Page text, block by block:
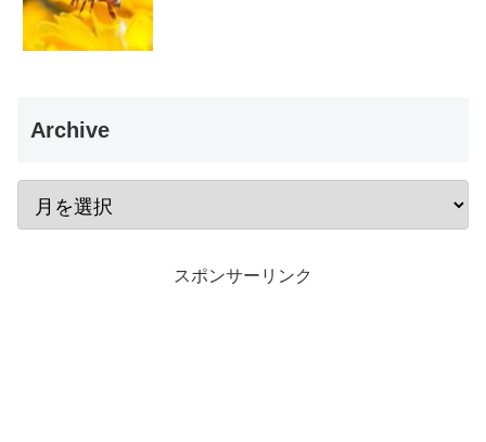
Archive
スポンサーリンク